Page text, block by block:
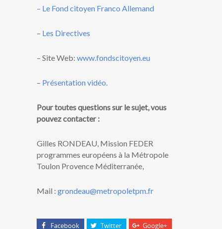
– Le Fond citoyen Franco Allemand
– Les Directives
– Site Web: www.fondscitoyen.eu
– Présentation vidéo.
Pour toutes questions sur le sujet, vous
pouvez contacter :
Gilles RONDEAU, Mission FEDER
programmes européens à la Métropole
Toulon Provence Méditerranée,
Mail : grondeau@metropoletpm.fr
Facebook Twitter
Google+